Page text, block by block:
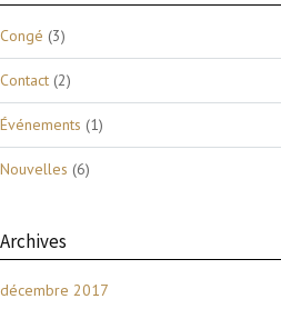
Congé (3)
Contact (2)
Événements (1)
Nouvelles (6)
Archives
décembre 2017